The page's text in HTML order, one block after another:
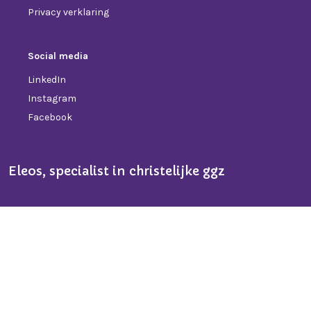
Privacy verklaring
Social media
LinkedIn
Instagram
Facebook
Eleos, specialist in christelijke ggz